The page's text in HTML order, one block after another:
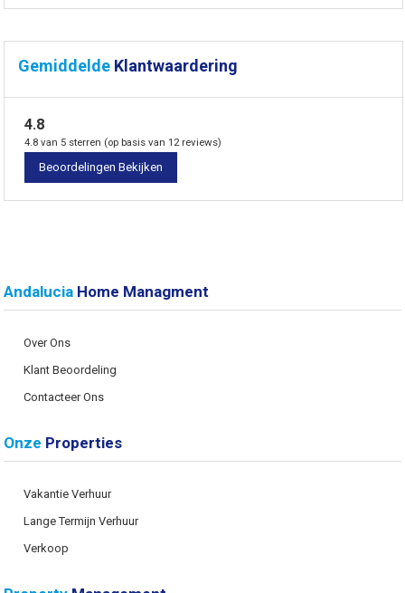
Gemiddelde Klantwaardering
4.8
4.8 van 5 sterren (op basis van 12 reviews)
Beoordelingen Bekijken
Andalucia Home Managment
Over Ons
Klant Beoordeling
Contacteer Ons
Onze Properties
Vakantie Verhuur
Lange Termijn Verhuur
Verkoop